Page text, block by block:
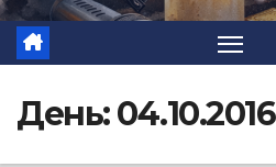
День:04.10.2016